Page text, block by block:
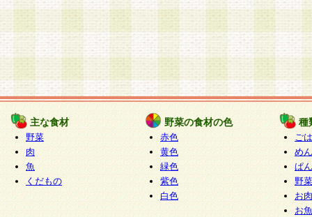
主な食材
野菜
肉
魚
くだもの
野菜の食材の色
赤色
黄色
緑色
紫色
白色
種
ご
めん
ぱん
野
お
お